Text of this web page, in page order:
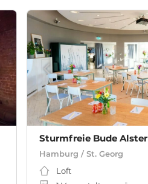
Sturmfreie Bude Alster
Hamburg / St. Georg
Loft